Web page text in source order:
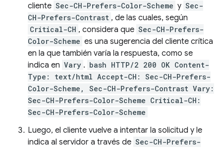
cliente Sec-CH-Prefers-Color-Scheme y Sec-
CH-Prefers-Contrast , de las cuales, según
Critical-CH , considera que Sec-CH-Prefers-
Color-Scheme es una sugerencia del cliente crítica
en la que también varía la respuesta, como se
indica en Vary . bash HTTP/2 200 OK Content-
Type: text/html Accept-CH: Sec-CH-Prefers-
Color-Scheme, Sec-CH-Prefers-Contrast Vary:
Sec-CH-Prefers-Color-Scheme Critical-CH:
Sec-CH-Prefers-Color-Scheme
Luego, el cliente vuelve a intentar la solicitud y le
indica al servidor a través de Sec-CH-Prefers-